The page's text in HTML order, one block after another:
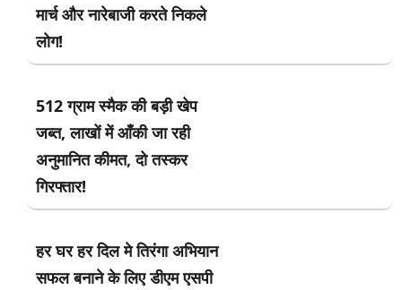
मार्च और नारेबाजी करते निकले
लोग!
512 ग्राम स्मैक की बड़ी खेप
जब्त, लाखों में आँकी जा रही
अनुमानित कीमत, दो तस्कर
गिरफ्तार!
हर घर हर दिल मे तिरंगा अभियान
सफल बनाने के लिए डीएम एसपी